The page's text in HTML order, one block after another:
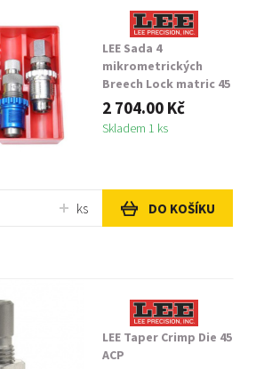
LEE Sada 4
mikrometrických
Breech Lock matric 45
ACP
2 704.00 Kč
Skladem 1 ks
ks DO KOŠÍKU
LEE Taper Crimp Die 45
ACP